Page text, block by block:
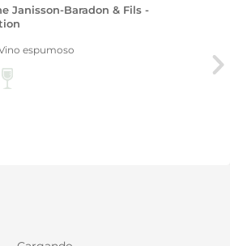
Janisson-Baradon & Fils -
espumoso